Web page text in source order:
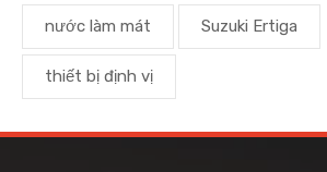
nước làm mát Suzuki Ertiga
thiết bị định vị